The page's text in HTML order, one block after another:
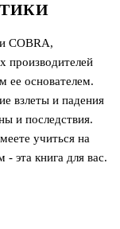
COBRA,
производителей
ее основателем.
взлеты и падения
и последствия.
учиться на
эта книга для вас.